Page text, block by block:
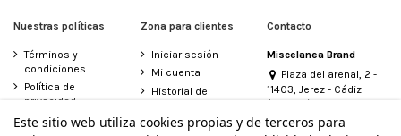
Nuestras políticas
Términos y
condiciones
Política de
privacidad
Aviso legal
Zona para clientes
Iniciar sesión
Mi cuenta
Historial de
Contacte con
Contacto
Miscelanea Brand
Plaza del arenal, 2 -
11403, Jerez - Cádiz
(España)
956 155 340
Este sitio web utiliza cookies propias y de terceros para